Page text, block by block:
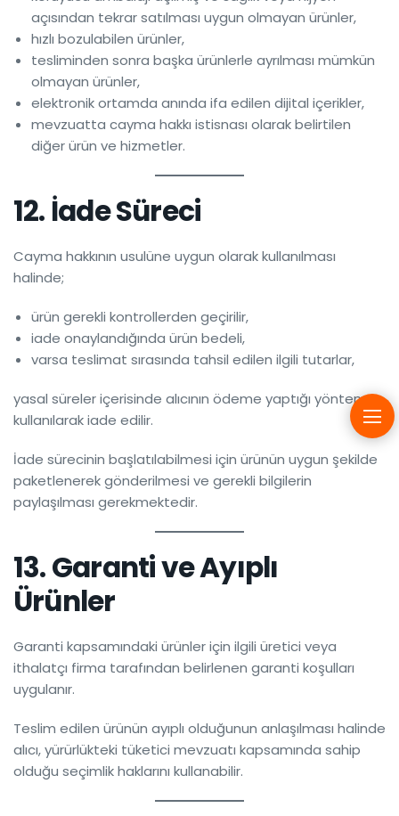
açısından tekrar satılması uygun olmayan ürünler,
hızlı bozulabilen ürünler,
tesliminden sonra başka ürünlerle ayrılması mümkün
olmayan ürünler,
elektronik ortamda anında ifa edilen dijital içerikler,
mevzuatta cayma hakkı istisnası olarak belirtilen
diğer ürün ve hizmetler.
12. İade Süreci
Cayma hakkının usulüne uygun olarak kullanılması
halinde;
ürün gerekli kontrollerden geçirilir,
iade onaylandığında ürün bedeli,
varsa teslimat sırasında tahsil edilen ilgili tutarlar,
yasal süreler içerisinde alıcının ödeme yaptığı yöntem
kullanılarak iade edilir.
İade sürecinin başlatılabilmesi için ürünün uygun şekilde
paketlenerek gönderilmesi ve gerekli bilgilerin
paylaşılması gerekmektedir.
13. Garanti ve Ayıplı
Ürünler
Garanti kapsamındaki ürünler için ilgili üretici veya
ithalatçı firma tarafından belirlenen garanti koşulları
uygulanır.
Teslim edilen ürünün ayıplı olduğunun anlaşılması halinde
alıcı, yürürlükteki tüketici mevzuatı kapsamında sahip
olduğu seçimlik haklarını kullanabilir.